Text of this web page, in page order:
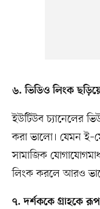
৬. ভিডিও লিংক
ইউটিউব চ্যানেলের
করা ভালো। যেমন
সামাজিক
লিংক করলে আরও
৭. দর্শককে গ্রাহকে